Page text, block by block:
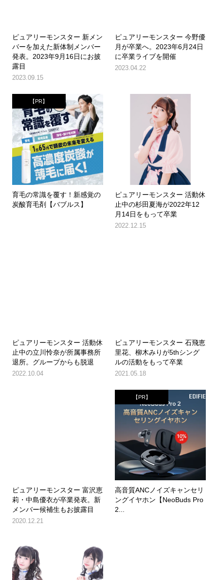
ピュアリーモンスター 新メン
バーを加えた新体制メンバー
発表。2023年9月16日にお披
露目
2023.09.15
ピュアリーモンスター 今野優
月が卒業へ。2023年6月24日
に卒業ライブを開催
2023.04.22
【PR】
育毛の常識を覆す！新感覚の
炭酸育毛剤【バブルス】
ピュアリーモンスター 活動休
止中の杉田夏海が2022年12
月14日をもって卒業
2022.12.15
ピュアリーモンスター 活動休
止中の立川怜奈が所属事務所
退所。グループからも脱退
2022.10.04
ピュアリーモンスター 石飛恵
里花、柳木みりが5thシング
ルの活動をもって卒業
2021.05.18
ピュアリーモンスター 富沢恵
莉・中島優衣が卒業発表。新
メンバー候補生もお披露目
2020.12.21
【PR】
高音質ANCノイズキャンセリ
ングイヤホン【NeoBuds Pro
2...